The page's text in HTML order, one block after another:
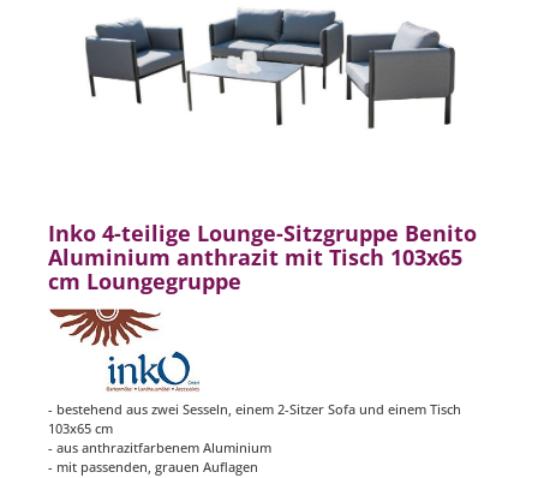
Inko 4-teilige Lounge-Sitzgruppe Benito
Aluminium anthrazit mit Tisch 103x65
cm Loungegruppe
- bestehend aus zwei Sesseln, einem 2-Sitzer Sofa und einem Tisch
103x65 cm
- aus anthrazitfarbenem Aluminium
- mit passenden, grauen Auflagen